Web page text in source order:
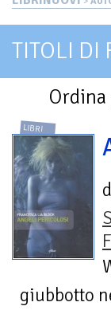
TITOLI DI
LIBRI
giubbotto